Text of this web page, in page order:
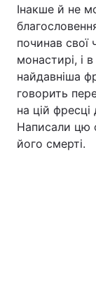
Інакше й не
починав свої
монастирі, і
найдавніша
говорить
на цій
Написали цю
його смерті.